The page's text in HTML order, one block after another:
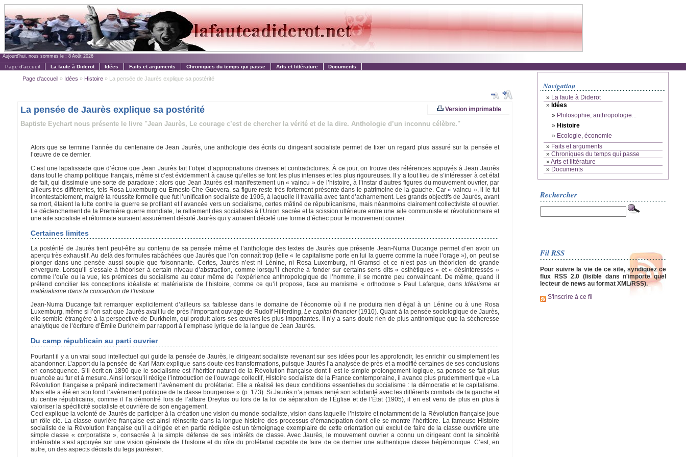
Aujourd'hui, nous sommes le : 8 Août 2026
Page d'accueil La faute à Diderot Idées Faits et arguments Chroniques du temps qui passe Arts et littérature Documents
Page d'accueil» Idées » Histoire» La pensée de Jaurès explique sa postérité
Version imprimable
La pensée de Jaurès explique sa postérité
Baptiste Eychart nous présente le livre "Jean Jaurès, Le courage c’est de chercher la vérité et de la dire. Anthologie d’un inconnu célèbre."
Alors que se termine l’année du centenaire de Jean Jaurès, une anthologie des écrits du dirigeant socialiste permet de fixer un regard plus assuré sur la pensée et
l’œuvre de ce dernier.
C’est une lapalissade que d’écrire que Jean Jaurès fait l’objet d’appropriations diverses et contradictoires. À ce jour, on trouve des références appuyés à Jean Jaurès
dans tout le champ politique français, même si c’est évidemment à cause qu’elles se font les plus intenses et les plus rigoureuses. Il y a tout lieu de s’intéresser à cet état
de fait, qui dissimule une sorte de paradoxe : alors que Jean Jaurès est manifestement un « vaincu » de l’histoire, à l’instar d’autres figures du mouvement ouvrier, par
ailleurs très différentes, tels Rosa Luxemburg ou Ernesto Che Guevera, sa figure reste très fortement présente dans le patrimoine de la gauche. Car « vaincu », il le fut
incontestablement, malgré la réussite formelle que fut l’unification socialiste de 1905, à laquelle il travailla avec tant d’acharnement. Les grands objectifs de Jaurès, avant
sa mort, étaient la lutte contre la guerre se profilant et l’avancée vers un socialisme, certes mâtiné de républicanisme, mais néanmoins clairement collectiviste et ouvrier.
Le déclenchement de la Première guerre mondiale, le ralliement des socialistes à l’Union sacrée et la scission ultérieure entre une aile communiste et révolutionnaire et
une aile socialiste et réformiste auraient assurément désolé Jaurès qui y auraient décelé une forme d’échec pour le mouvement ouvrier.
Certaines limites
La postérité de Jaurès tient peut-être au contenu de sa pensée même et l’anthologie des textes de Jaurès que présente Jean-Numa Ducange permet d’en avoir un
aperçu très exhaustif. Au delà des formules rabâchées que Jaurès que l’on connaît trop (telle « le capitalisme porte en lui la guerre comme la nuée l’orage »), on peut se
plonger dans une pensée aussi souple que foisonnante. Certes, Jaurès n’est ni Lénine, ni Rosa Luxemburg, ni Gramsci et ce n’est pas un théoricien de grande
envergure. Lorsqu’il s’essaie à théoriser à certain niveau d’abstraction, comme lorsqu’il cherche à fonder sur certains sens dits « esthétiques » et « désintéressés »
comme l’ouïe ou la vue, les prémices du socialisme au cœur même de l’expérience anthropologique de l’homme, il se montre peu convaincant. De même, quand il
prétend concilier les conceptions idéaliste et matérialiste de l’histoire, comme ce qu’il propose, face au marxisme « orthodoxe » Paul Lafargue, dans Idéalisme et
matérialisme dans la conception de l’histoire.
Jean-Numa Ducange fait remarquer explicitement d’ailleurs sa faiblesse dans le domaine de l’économie où il ne produira rien d’égal à un Lénine ou à une Rosa
Luxemburg, même si l’on sait que Jaurès avait lu de près l’important ouvrage de Rudolf Hilferding,Le capital financier(1910). Quant à la pensée sociologique de Jaurès,
elle semble étrangère à la perspective de Durkheim, qui produit alors ses œuvres les plus importantes. Il n’y a sans doute rien de plus antinomique que la sécheresse
analytique de l’écriture d’Émile Durkheim par rapport à l’emphase lyrique de la langue de Jean Jaurès.
Du camp républicain au parti ouvrier
Pourtant il y a un vrai souci intellectuel qui guide la pensée de Jaurès, le dirigeant socialiste revenant sur ses idées pour les approfondir, les enrichir ou simplement les
abandonner. L’apport du la pensée de Karl Marx explique sans doute ces transformations, puisque Jaurès l’a analysée de près et a modifié certaines de ses conclusions
en conséquence. S’il écrit en 1890 que le socialisme est l’héritier naturel de la Révolution française dont il est le simple prolongement logique, sa pensée se fait plus
nuancée au fur et à mesure. Ainsi lorsqu’il rédige l’introduction de l’ouvrage collectif, Histoire socialiste de la France contemporaine, il avance plus prudemment que « La
Révolution française a préparé indirectement l’avènement du prolétariat. Elle a réalisé les deux conditions essentielles du socialisme : la démocratie et le capitalisme.
Mais elle a été en son fond l’avènement politique de la classe bourgeoise » (p. 173). Si Jaurès n’a jamais renié son solidarité avec les différents combats de la gauche et
du centre républicains, comme il l’a démontré lors de l’affaire Dreyfus ou lors de la loi de séparation de l’Église et de l’État (1905), il en est venu de plus en plus à
valoriser la spécificité socialiste et ouvrière de son engagement.
Ceci explique la volonté de Jaurès de participer à la création une vision du monde socialiste, vision dans laquelle l’histoire et notamment de la Révolution française joue
un rôle clé. La classe ouvrière française est ainsi réinscrite dans la longue histoire des processus d’émancipation dont elle se montre l’héritière. La fameuse Histoire
socialiste de la Révolution française qu’il a dirigée et en partie rédigée est un témoignage exemplaire de cette orientation qui exclut de faire de la classe ouvrière une
simple classe « corporatiste », consacrée à la simple défense de ses intérêts de classe. Avec Jaurès, le mouvement ouvrier a connu un dirigeant dont la sincérité
indéniable s’est appuyée sur une vision générale de l’histoire et du rôle du prolétariat capable de faire de ce dernier une authentique classe hégémonique. C’est, en
autre, un des aspects décisifs du legs jaurésien.
Navigation
» La faute à Diderot
» Idées
» Philosophie, anthropologie...
» Histoire
» Ecologie, économie
» Faits et arguments
» Chroniques du temps qui passe
»Arts et littérature
» Documents
Rechercher
Fil RSS
Pour suivre la vie de ce site, syndiquez ce
flux RSS 2.0 (lisible dans n'importe quel
lecteur de news au format XML/RSS).
S'inscrire à ce fil